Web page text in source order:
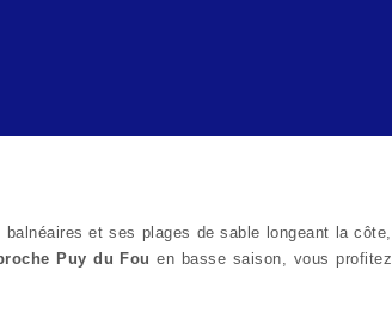
et ses plages de sable longeant la côte,
Puy du Fou en basse saison, vous profitez